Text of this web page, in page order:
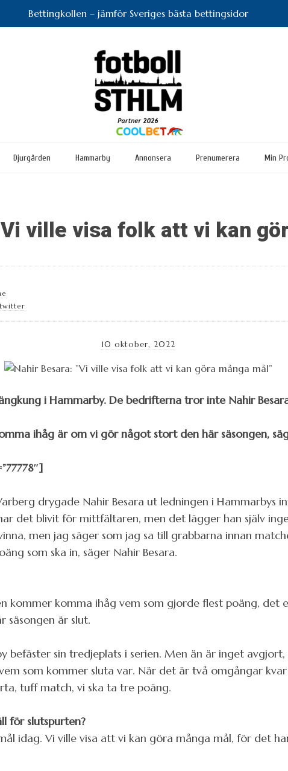
Bettingkollen – jämför Sveriges bästa bettingsidor
Djurgården Hammarby Annonsera Prenumerera Min
ville visa folk att vi kan
twitter
10 oktober, 2022
i Hammarby. De bedrifterna tror inte Nahir
ihåg är om vi gör något stort den här säsongen,
drygade Nahir Besara ut ledningen i Hammarbys
det blivit för mittfältaren, men det lägger han själv
men jag säger som jag sa till grabbarna innan
som ska in, säger Nahir Besara.
kommer komma ihåg vem som gjorde flest poäng, det
säsongen är slut.
befäster sin tredjeplats i serien. Men än är inget avgjort,
som kommer sluta var. När det är två omgångar
tuff match, vi ska ta tre poäng.
för slutspurten?
idag. Vi ville visa att vi kan göra många mål, för det